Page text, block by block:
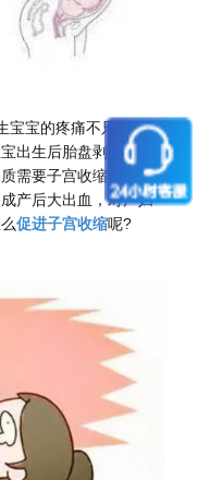
宝宝的疼痛不只是分娩
出生后胎盘剥离子宫
需要子宫收缩才能排
产后大出血，对产妇
促进子宫收缩呢?